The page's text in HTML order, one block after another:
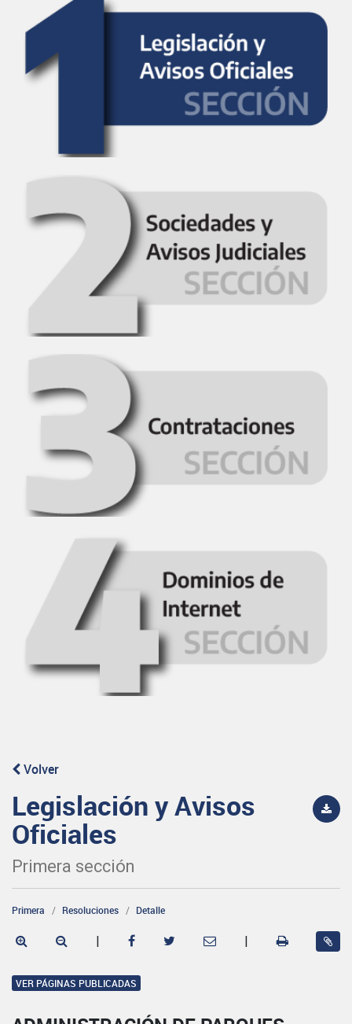
Volver
Legislación y Avisos
Oficiales
Primera sección
Primera Resoluciones Detalle
| |
VER PÁGINAS PUBLICADAS